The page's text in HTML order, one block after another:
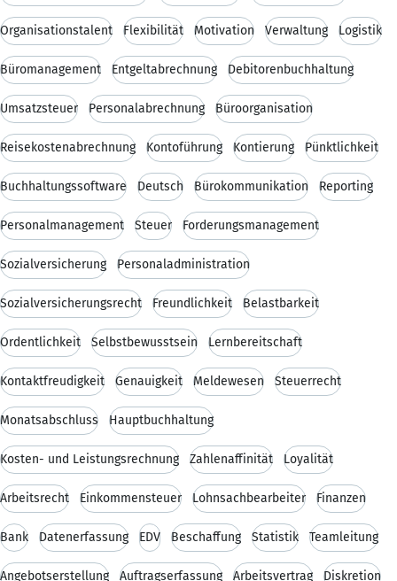
Organisationstalent Flexibilität Motivation Verwaltung Logistik
Büromanagement Entgeltabrechnung Debitorenbuchhaltung
Umsatzsteuer Personalabrechnung Büroorganisation
Reisekostenabrechnung Kontoführung Kontierung Pünktlichkeit
Buchhaltungssoftware Deutsch Bürokommunikation Reporting
Personalmanagement Steuer Forderungsmanagement
Sozialversicherung Personaladministration
Sozialversicherungsrecht Freundlichkeit Belastbarkeit
Ordentlichkeit Selbstbewusstsein Lernbereitschaft
Kontaktfreudigkeit Genauigkeit Meldewesen Steuerrecht
Monatsabschluss Hauptbuchhaltung
Kosten- und Leistungsrechnung Zahlenaffinität Loyalität
Arbeitsrecht Einkommensteuer Lohnsachbearbeiter Finanzen
Bank Datenerfassung EDV Beschaffung Statistik Teamleitung
Angebotserstellung Auftragserfassung Arbeitsvertrag Diskretion